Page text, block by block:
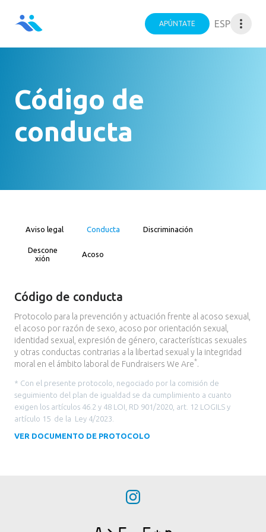
APÚNTATE ESP
Código de
conducta
Aviso legal Conducta Discriminación
Descone
xión
Acoso
Código de conducta
Protocolo para la prevención y actuación frente al acoso sexual,
el acoso por razón de sexo, acoso por orientación sexual,
identidad sexual, expresión de género, características sexuales
y otras conductas contrarias a la libertad sexual y la integridad
moral en el ámbito laboral de Fundraisers We Are*.
* Con el presente protocolo, negociado por la comisión de
seguimiento del plan de igualdad se da cumplimiento a cuanto
exigen los artículos 46.2 y 48 LOI, RD 901/2020, art. 12 LOGILS y
artículo 15 de la Ley 4/2023.
VER DOCUMENTO DE PROTOCOLO